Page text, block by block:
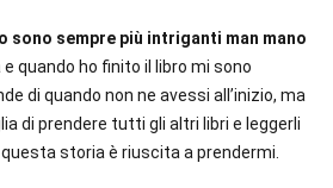
sono sempre più intriganti man mano
e quando ho finito il libro mi sono
di quando non ne avessi all’inizio, ma
di prendere tutti gli altri libri e leggerli
storia è riuscita a prendermi.